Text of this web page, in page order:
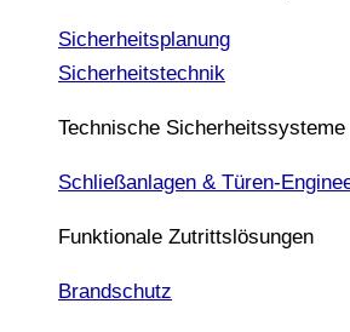
Sicherheitsplanung
Sicherheitstechnik
Technische Sicherheitssysteme
Schließanlagen & Türen-
Funktionale Zutrittslösungen
Brandschutz